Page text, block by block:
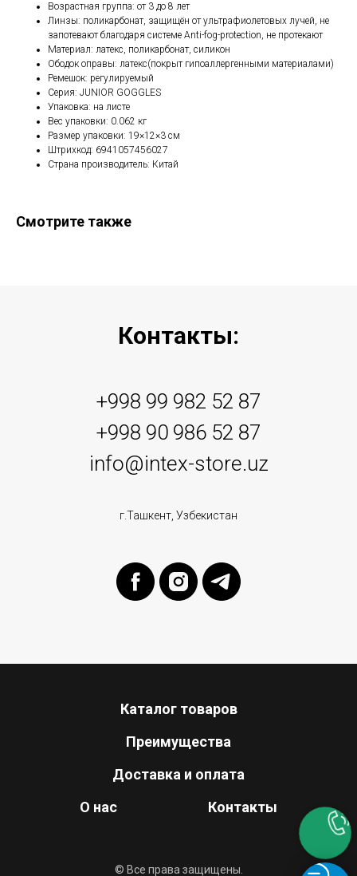
Возрастная группа: от 3 до 8 лет
Линзы: поликарбонат, защищён от ультрафиолетовых лучей, не
запотевают благодаря системе Anti-fog-protection, не протекают
Материал: латекс, поликарбонат, силикон
Ободок оправы: латекс(покрыт гипоаллергенными материалами)
Ремешок: регулируемый
Серия: JUNIOR GOGGLES
Упаковка: на листе
Вес упаковки: 0.062 кг
Размер упаковки: 19×12×3 см
Штрихкод: 6941057456027
Страна производитель: Китай
Смотрите также
Контакты:
+998 99 982 52 87
+998 90 986 52 87
info@intex-store.uz
г.Ташкент, Узбекистан
Каталог товаров
Преимущества
Доставка и оплата
О нас
Контакты
© Все права защищены.